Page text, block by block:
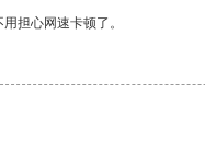
担心网速卡顿了。